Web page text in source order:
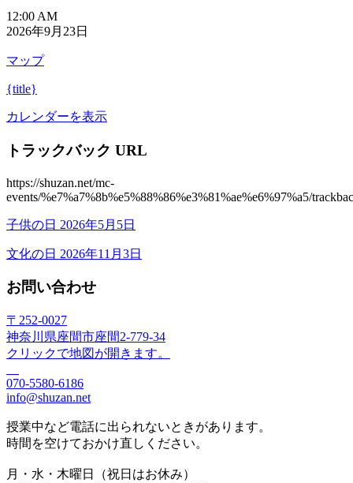
秋
分
日
12:00 AM
2026年9月23日
マップで
う
珠
塾
{title}
カレンダーを表示
トラックバック URL
https://shuzan.net/mc-
events/%e7%a7%8b%e5%88%86%e3%81%ae%e6%97%a5/
子供の日 2026年5月5日
文化の日 2026年11月3日
お問い合わせ
〒252-0027
神奈川県座間市座間2-779-34
クリックで地図が開きます。
070-5580-6186
info@shuzan.net
授業中など電話に出られないときがあります。
時間を空けておかけ直しください。
月・水・木曜日（祝日はお休み）